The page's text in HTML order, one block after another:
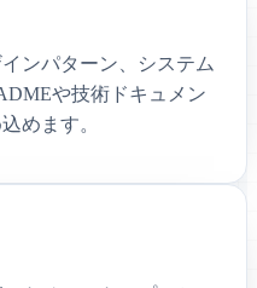
ンパターン、システム
や技術ドキュメン
めます。